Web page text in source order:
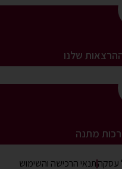
שלנו
מתנה
עסקהתנאי הרכישה והשימוש